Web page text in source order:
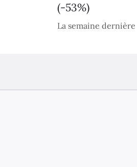
(-53%)
La semaine dernière